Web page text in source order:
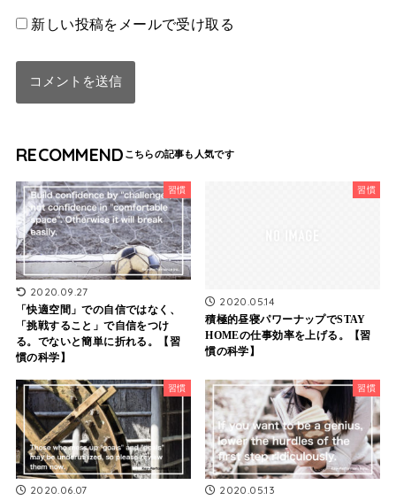
新しい投稿をメールで受け取る
RECOMMEND
習慣
2020.09.27
「快適空間」での自信ではなく、
「挑戦すること」で自信をつけ
る。でないと簡単に折れる。【習
慣の科学】
習慣
2020.05.14
積極的昼寝パワーナップでSTAY
HOMEの仕事効率を上げる。【習
慣の科学】
習慣
2020.06.07
習慣
2020.05.13